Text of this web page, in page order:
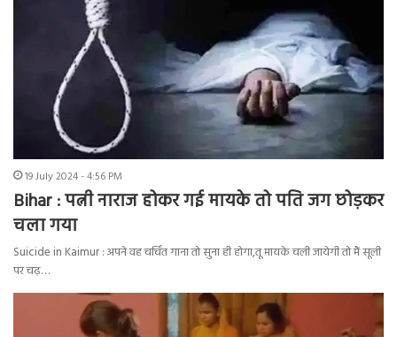
19 July 2024 - 4:56 PM
Bihar : पत्नी नाराज होकर गई मायके तो पति जग छोड़कर
चला गया
Suicide in Kaimur : अपने वह चर्चित गाना तो सुना ही होगा,तू मायके चली जायेगी तो मैं सूली
पर चढ़…